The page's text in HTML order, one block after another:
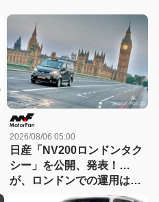
2026/08/06 05:00
日産「NV200ロンドンタク
シー」を公開、発表！…
が、ロンドンでの運用は実
現できず(涙)【今日は何の